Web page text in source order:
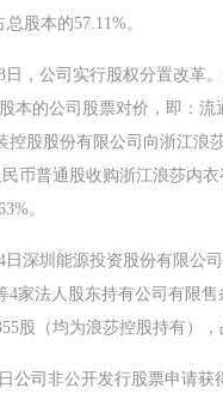
股本的57.11%。
日，公司实行股权分置改革
本的公司股票对价，即：
控股股份有限公司向浙江浪
民币普通股收购浙江浪莎内
。
日深圳能源投资股份有限公
4家法人股东持有公司有限
股（均为浪莎控股持有）
公司非公开发行股票申请